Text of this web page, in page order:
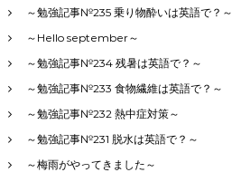
～勉強記事№235 乗り物酔いは英語で？～
～Hello september～
～勉強記事№234 残暑は英語で？～
～勉強記事№233 食物繊維は英語で？～
～勉強記事№232 熱中症対策～
～勉強記事№231 脱水は英語で？～
～梅雨がやってきました～